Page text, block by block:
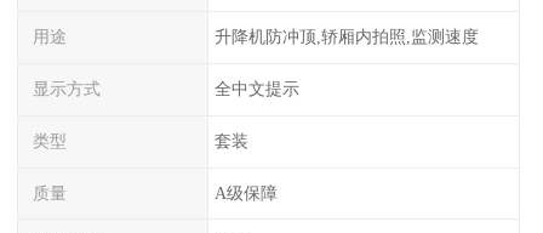
用途 升降机防冲顶,轿厢内拍照,监测速度
显示方式 全中文提示
类型 套装
质量 A级保障